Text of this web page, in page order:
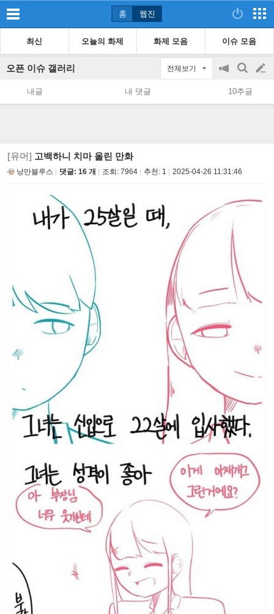
홈 웹진
최신 오늘의 화제 화제 모음 이슈 모음
오픈 이슈 갤러리 전체보기
공
지
on/off
검
색
글
쓰
내글 내 댓글 10추글
[유머] 고백하니 치마 올린 만화
낭만블루스 댓글: 16 개 조회: 7964 추천: 1 2025-04-26 11:31:46